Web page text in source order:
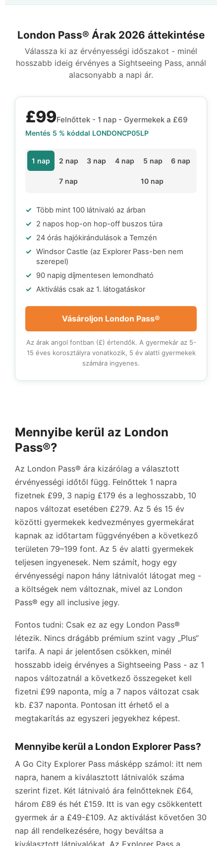
London Pass® Árak 2026 áttekintése
Válassza ki az érvényességi időszakot - minél
hosszabb ideig érvényes a Sightseeing Pass, annál
alacsonyabb a napi ár.
£99Felnőttek - 1 nap - Gyermekek a £69
Mentés 5 % kóddal LONDONCP05LP
1 nap 2 nap 3 nap 4 nap 5 nap 6 nap
7 nap 10 nap
Több mint 100 látnivaló az árban
2 napos hop-on hop-off buszos túra
24 órás hajókirándulások a Temzén
Windsor Castle (az Explorer Pass-ben nem
szerepel)
90 napig díjmentesen lemondható
Aktiválás csak az 1. látogatáskor
Vásároljon London Pass®
Az árak angol fontban (£) értendők. A gyermekár az 5-
15 éves korosztályra vonatkozik, 5 év alatti gyermekek
számára ingyenes.
Mennyibe kerül az London
Pass®?
Az London Pass® ára kizárólag a választott
érvényességi időtől függ. Felnőttek 1 napra
fizetnek £99, 3 napig £179 és a leghosszabb, 10
napos változat esetében £279. Az 5 és 15 év
közötti gyermekek kedvezményes gyermekárat
kapnak az időtartam függvényében a következő
területen 79–199 font. Az 5 év alatti gyermekek
teljesen ingyenesek. Nem számít, hogy egy
érvényességi napon hány látnivalót látogat meg -
a költségek nem változnak, mivel az London
Pass® egy all inclusive jegy.
Fontos tudni: Csak ez az egy London Pass®
létezik. Nincs drágább prémium szint vagy „Plus“
tarifa. A napi ár jelentősen csökken, minél
hosszabb ideig érvényes a Sightseeing Pass - az 1
napos változatnál a következő összegeket kell
fizetni £99 naponta, míg a 7 napos változat csak
kb. £37 naponta. Pontosan itt érhető el a
megtakarítás az egyszeri jegyekhez képest.
Mennyibe kerül a London Explorer Pass?
A Go City Explorer Pass másképp számol: itt nem
napra, hanem a kiválasztott látnivalók száma
szerint fizet. Két látnivaló ára felnőtteknek £64,
három £89 és hét £159. Itt is van egy csökkentett
gyermek ár a £49-£109. Az aktiválást követően 30
nap áll rendelkezésére, hogy beváltsa a
kiválasztott látnivalókat. Az Explorer Pass a